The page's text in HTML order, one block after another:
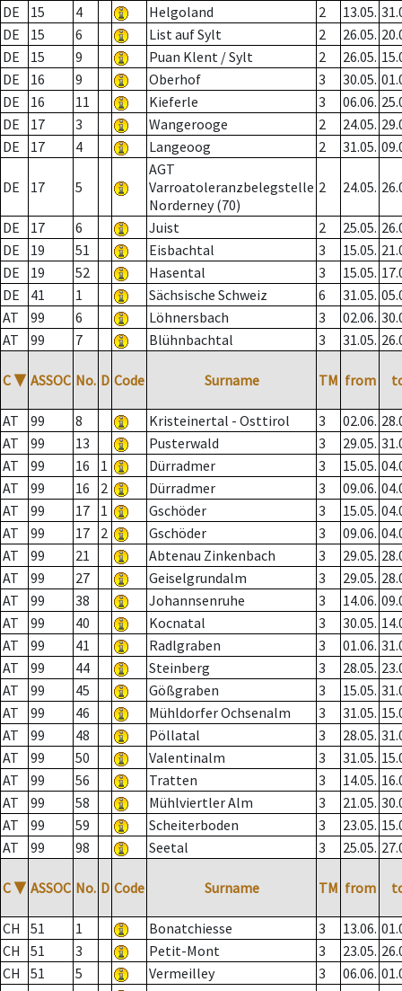
DE
15 4 Helgoland 2 13.05.
DE
15 6 List auf Sylt 2 26.05.
DE
15 9 Puan Klent / Sylt 2 26.05.
DE
16 9 Oberhof 3 30.05.
DE
16 11 Kieferle 3 06.06.
DE
17 3 Wangerooge 2 24.05.
DE
17 4 Langeoog 2 31.05.
DE 17 5
AGT
Varroatoleranzbelegstelle
Norderney (70)
2 24.05.
DE 17 6 Juist 2 25.05.
DE
19 51 Eisbachtal 3 15.05.
DE
19 52 Hasental 3 15.05.
DE
41 1 Sächsische Schweiz 6 31.05.
AT
99 6 Löhnersbach 3 02.06.
AT
99 7 Blühnbachtal 3 31.05.
C ▼ ASSOC No. D Code Surname TM from
AT 99 8 Kristeinertal - Osttirol 3 02.06.
AT
99 13 Pusterwald 3 29.05.
AT
99 16 1 Dürradmer 3 15.05.
AT
99 16 2 Dürradmer 3 09.06.
AT
99 17 1 Gschöder 3 15.05.
AT
99 17 2 Gschöder 3 09.06.
AT
99 21 Abtenau Zinkenbach 3 29.05.
AT
99 27 Geiselgrundalm 3 29.05.
AT
99 38 Johannsenruhe 3 14.06.
AT
99 40 Kocnatal 3 30.05.
AT
99 41 Radlgraben 3 01.06.
AT
99 44 Steinberg 3 28.05.
AT
99 45 Gößgraben 3 15.05.
AT
99 46 Mühldorfer Ochsenalm 3 31.05.
AT
99 48 Pöllatal 3 28.05.
AT
99 50 Valentinalm 3 31.05.
AT
99 56 Tratten 3 14.05.
AT
99 58 Mühlviertler Alm 3 21.05.
AT
99 59 Scheiterboden 3 23.05.
AT
99 98 Seetal 3 25.05.
C ▼ ASSOC No. D Code Surname TM from
CH 51 1 Bonatchiesse 3 13.06.
CH
51 3 Petit-Mont 3 23.05.
CH
51 5 Vermeilley 3 06.06.